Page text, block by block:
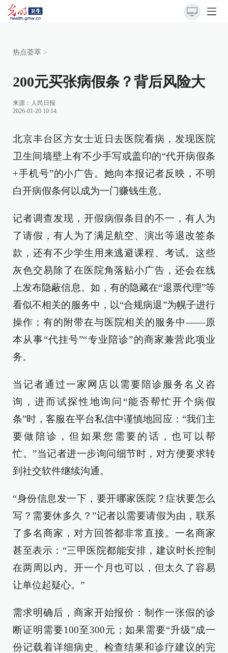
热点荟萃 >
200元买张病假条？背后风险大
来源： 人民日报
2026-01-20 10:14
北京丰台区方女士近日去医院看病，发现医院
卫生间墙壁上有不少手写或盖印的“代开病假条
+手机号”的小广告。她向本报记者反映，不明
白开病假条何以成为一门赚钱生意。
记者调查发现，开假病假条目的不一，有人为
了请假，有人为了满足航空、演出等退改签条
款，还有不少学生用来逃避课程、考试。这些
灰色交易除了在医院角落贴小广告，还会在线
上发布隐蔽信息。如，有的隐藏在“退票代理”等
看似不相关的服务中，以“合规病退”为幌子进行
操作；有的附带在与医院相关的服务中——原
本从事“代挂号”“专业陪诊”的商家兼营此项业
务。
当记者通过一家网店以需要陪诊服务名义咨
询，进而试探性地询问“能否帮忙开个病假
条”时，客服在平台私信中谨慎地回应：“我们主
要做陪诊，但如果您需要的话，也可以帮
忙。”当记者进一步询问细节时，对方便要求转
到社交软件继续沟通。
“身份信息发一下，要开哪家医院？症状要怎么
写？需要休多久？”记者以需要请假为由，联系
了多名商家，对方回答都非常直接。一名商家
甚至表示：“三甲医院都能安排，建议时长控制
在两周以内。开一个月也可以，但太久了容易
让单位起疑心。”
需求明确后，商家开始报价：制作一张假的诊
断证明需要100至300元；如果需要“升级”成一
份记载着详细病史、检查结果和诊疗建议的完